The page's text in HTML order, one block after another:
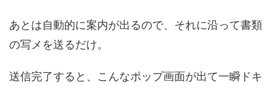
あとは自動的に案内が出るので、それに沿って書類
の写メを送るだけ。
送信完了すると、こんなポップ画面が出て一瞬ドキ